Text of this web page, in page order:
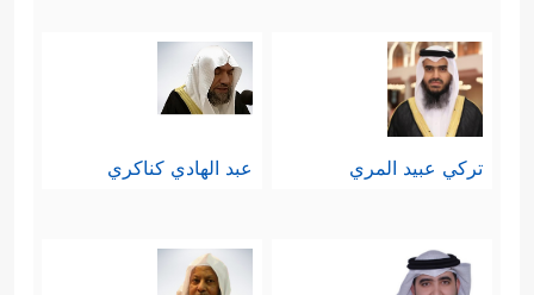
تركي عبيد المري عبد الهادي كناكري